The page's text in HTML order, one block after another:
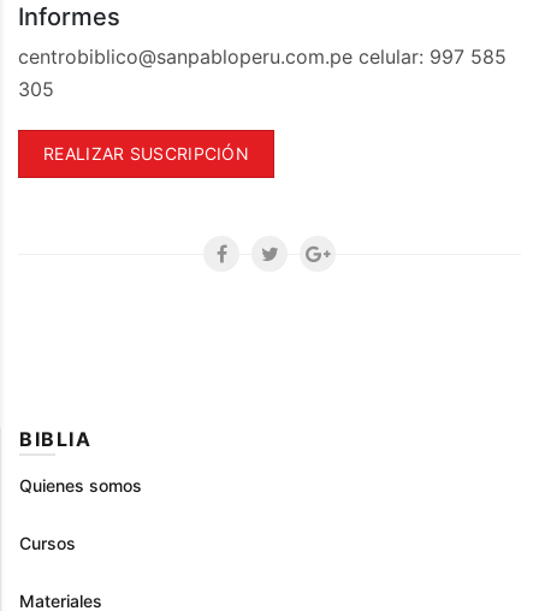
Informes
centrobiblico@sanpabloperu.com.pe celular: 997 585
305
REALIZAR SUSCRIPCIÓN
BIBLIA
Quienes somos
Cursos
Materiales